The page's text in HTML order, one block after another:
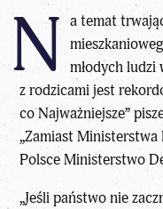
N a temat
młodych
z rodzicami jest
co Najważniejsze”
„Zamiast Ministerstwa
Polsce Ministerstwo
„Jeślipaństwonie